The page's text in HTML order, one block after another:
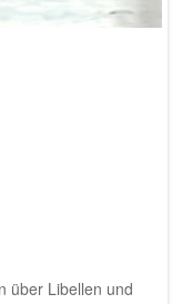
über Libellen und